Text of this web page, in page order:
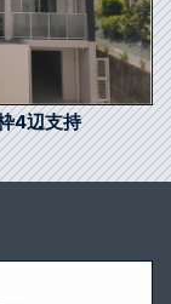
4辺支持